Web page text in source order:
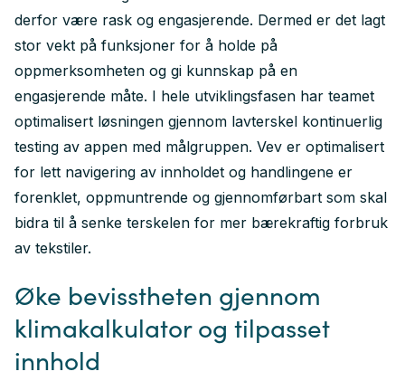
derfor være rask og engasjerende. Dermed er det lagt
stor vekt på funksjoner for å holde på
oppmerksomheten og gi kunnskap på en
engasjerende måte. I hele utviklingsfasen har teamet
optimalisert løsningen gjennom lavterskel kontinuerlig
testing av appen med målgruppen. Vev er optimalisert
for lett navigering av innholdet og handlingene er
forenklet, oppmuntrende og gjennomførbart som skal
bidra til å senke terskelen for mer bærekraftig forbruk
av tekstiler.
Øke bevisstheten gjennom
klimakalkulator og tilpasset
innhold